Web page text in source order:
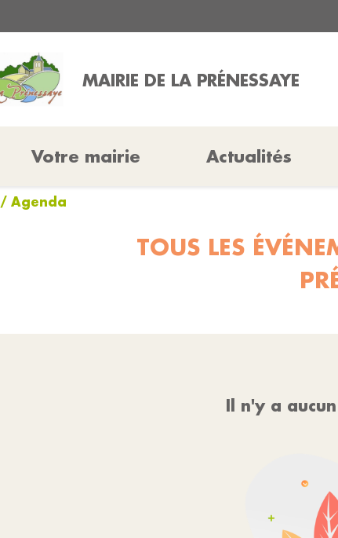
MAIRIE DE LA PRÉNESSAYE
Votre mairie Actualités
/ Agenda
TOUS LES
Il n'y a